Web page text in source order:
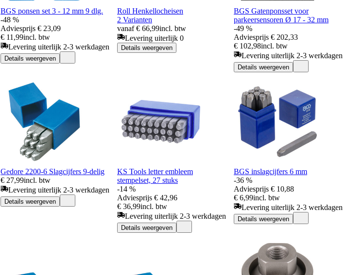
BGS ponsen set 3 - 12 mm 9 dlg.
-48 %
Adviesprijs € 23,09
€ 11,99incl. btw
Levering uiterlijk 2-3 werkdagen
Details weergeven
Roll Henkellocheisen
2 Varianten
vanaf € 66,99incl. btw
Levering uiterlijk 0
Details weergeven
BGS Gatenponsset voor
parkeersensoren Ø 17 - 32 mm
-49 %
Adviesprijs € 202,33
€ 102,98incl. btw
Levering uiterlijk 2-3 werkdagen
Details weergeven
Gedore 2200-6 Slagcijfers 9-delig
€ 27,99incl. btw
Levering uiterlijk 2-3 werkdagen
Details weergeven
KS Tools letter embleem
stempelset, 27 stuks
-14 %
Adviesprijs € 42,96
€ 36,99incl. btw
Levering uiterlijk 2-3 werkdagen
Details weergeven
BGS inslagcijfers 6 mm
-36 %
Adviesprijs € 10,88
€ 6,99incl. btw
Levering uiterlijk 2-3 werkdagen
Details weergeven